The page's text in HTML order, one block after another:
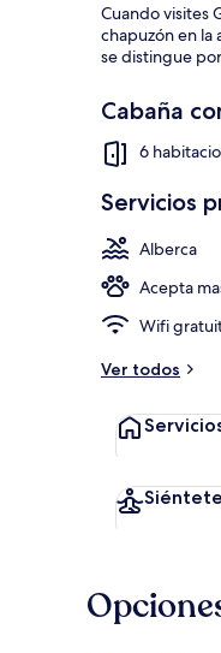
Cuando visites
chapuzón en la
se distingue
Cabaña
6
Servicios
Alberca
Acepta
Wifi
Ver todos